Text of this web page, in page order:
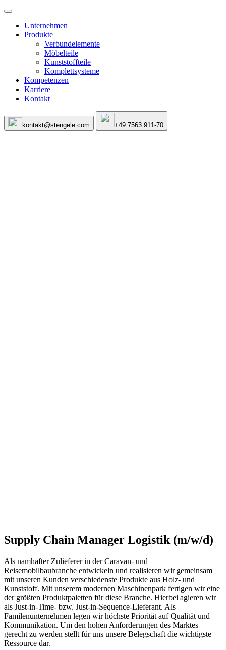
Unternehmen
Produkte
Verbundelemente
Möbelteile
Kunststoffteile
Komplettsysteme
Kompetenzen
Karriere
Kontakt
kontakt@stengele.com +49 7563 911-70
Supply Chain Manager Logistik (m/w/d)
Als namhafter Zulieferer in der Caravan- und
Reisemobilbaubranche entwickeln und realisieren wir gemeinsam
mit unseren Kunden verschiedenste Produkte aus Holz- und
Kunststoff. Mit unserem modernen Maschinenpark fertigen wir eine
der größten Produktpaletten für diese Branche. Hierbei agieren wir
als Just-in-Time- bzw. Just-in-Sequence-Lieferant. Als
Familenunternehmen legen wir höchste Priorität auf Qualität und
Kommunikation. Um den hohen Anforderungen des Marktes
gerecht zu werden stellt für uns unsere Belegschaft die wichtigste
Ressource dar.